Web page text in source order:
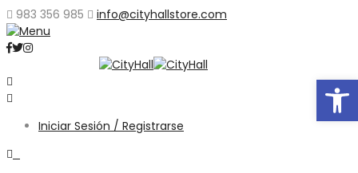
983 356 985 info@cityhallstore.com
Iniciar Sesión / Registrarse